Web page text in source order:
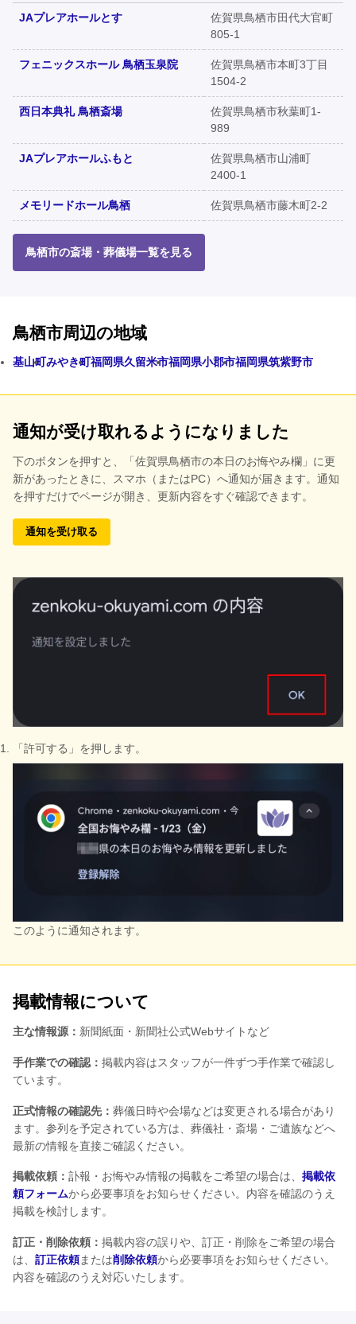
JAプレアホールとす
佐賀県鳥栖市田代大官町
805-1
フェニックスホール 鳥栖玉泉院
佐賀県鳥栖市本町3丁目
1504-2
西日本典礼 鳥栖斎場
佐賀県鳥栖市秋葉町1-
989
JAプレアホールふもと
佐賀県鳥栖市山浦町
2400-1
メモリードホール鳥栖 佐賀県鳥栖市藤木町2-2
鳥栖市の斎場・葬儀場一覧を見る
鳥栖市周辺の地域
基山町みやき町福岡県久留米市福岡県小郡市福岡県筑紫野市
通知が受け取れるようになりました
下のボタンを押すと、
「佐賀県鳥栖市の本日のお悔やみ欄」に更
新があったときに、スマホ（またはPC）へ通知が届きます。通知
を押すだけでページが開き、更新内容をすぐ確認できます。
通知を受け取る
「許可する」を押します。
このように通知されます。
掲載情報について
主な情報源： 新聞紙面・新聞社公式Webサイトなど
手作業での確認： 掲載内容はスタッフが一件ずつ手作業で確認し
ています。
正式情報の確認先： 葬儀日時や会場などは変更される場合があり
ます。参列を予定されている方は、葬儀社・斎場・ご遺族などへ
最新の情報を直接ご確認ください。
掲載依頼： 訃報・お悔やみ情報の掲載をご希望の場合は、 掲載依
頼フォームから必要事項をお知らせください。内容を確認のうえ
掲載を検討します。
訂正・削除依頼： 掲載内容の誤りや、訂正・削除をご希望の場合
は、 訂正依頼または削除依頼から必要事項をお知らせください。
内容を確認のうえ対応いたします。